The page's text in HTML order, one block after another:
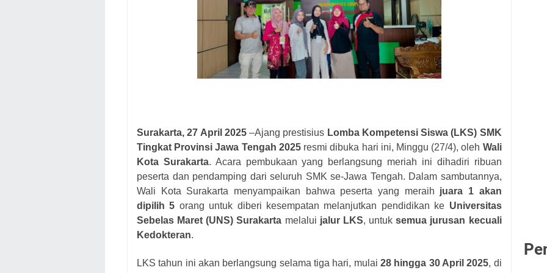
Surakarta, 27 April 2025–Ajang prestisius Lomba Kompetensi Siswa (LKS) SMK
Tingkat Provinsi Jawa Tengah 2025resmi dibuka hari ini, Minggu (27/4), oleh Wali
Kota Surakarta. Acara pembukaan yang berlangsung meriah ini dihadiri ribuan
peserta dan pendamping dari seluruh SMK se-Jawa Tengah. Dalam sambutannya,
Wali Kota Surakarta menyampaikan bahwa peserta yang meraih juara 1 akan
dipilih 5 orang untuk diberi kesempatan melanjutkan pendidikan ke Universitas
Sebelas Maret (UNS) Surakarta melalui jalur LKS, untuksemua jurusan kecuali
Kedokteran.
LKS tahun ini akan berlangsung selama tiga hari, mulai 28 hingga 30 April 2025, di